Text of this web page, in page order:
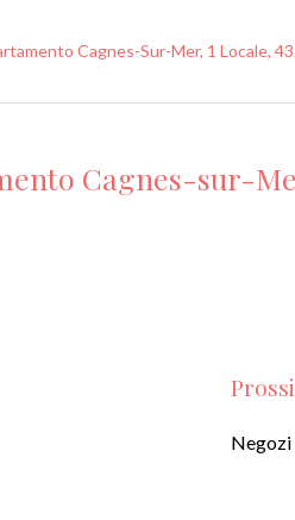
Cagnes-Sur-Mer, 1 Locale,
Cagnes-sur-
Negozi